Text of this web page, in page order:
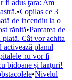
fi adus ţara: Am
•Copilaș de 3
de incendiu la o
rănită•Parcarea de
Cât vor achita
activează planul
nu vor fi
bidoane și lanțuri!
•Nivelul